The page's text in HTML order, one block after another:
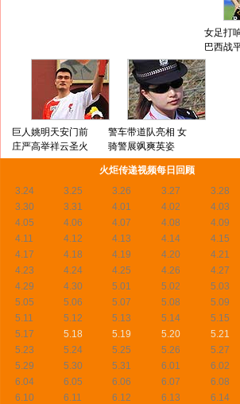
女足打
巴西战
巨人姚明天安门前
庄严高举祥云圣火
警车带道队亮相 女
骑警展飒爽英姿
火炬传递视频每日回顾
3.24
3.25 3.26 3.27 3.28
3.30
3.31 4.01 4.02 4.03
4.05
4.06 4.07 4.08 4.09
4.11
4.12 4.13 4.14 4.15
4.17
4.18 4.19 4.20 4.21
4.23
4.24 4.25 4.26 4.27
4.29
4.30 5.01 5.02 5.03
5.05
5.06 5.07 5.08 5.09
5.11
5.12 5.13 5.14 5.15
5.17
5.18 5.19 5.20 5.21
5.23
5.24 5.25 5.26 5.27
5.29
5.30 5.31 6.01 6.02
6.04
6.05 6.06 6.07 6.08
6.10
6.11 6.12 6.13 6.14